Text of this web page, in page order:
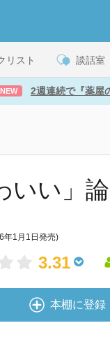
リスト 談話室
NEW 2週連続で『薬屋
いい」
年1月1日発売)
3.31
本棚に登録